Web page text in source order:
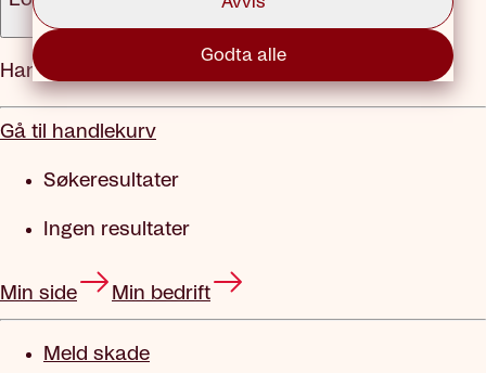
Godta alle
Handlekurv
Gå til handlekurv
Søkeresultater
Ingen resultater
Min side Min bedrift
Meld skade